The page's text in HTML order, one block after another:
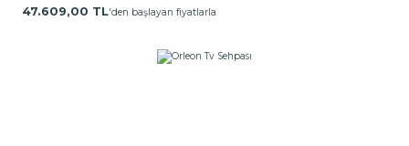
47.609,00 TL'den başlayan fiyatlarla